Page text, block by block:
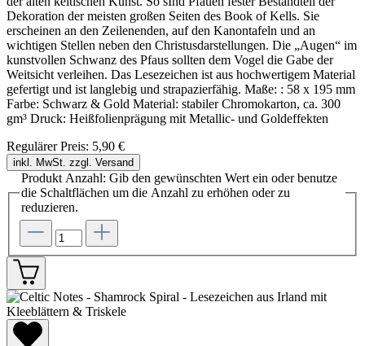
Dekoration der meisten großen Seiten des Book of Kells. Sie
erscheinen an den Zeilenenden, auf den Kanontafeln und an
wichtigen Stellen neben den Christusdarstellungen. Die „Augen“ im
kunstvollen Schwanz des Pfaus sollten dem Vogel die Gabe der
Weitsicht verleihen. Das Lesezeichen ist aus hochwertigem Material
gefertigt und ist langlebig und strapazierfähig. Maße: : 58 x 195 mm
Farbe: Schwarz & Gold Material: stabiler Chromokarton, ca. 300
gm³ Druck: Heißfolienprägung mit Metallic- und Goldeffekten
Regulärer Preis: 5,90 €
inkl. MwSt. zzgl. Versand
Produkt Anzahl: Gib den gewünschten Wert ein oder benutze
die Schaltflächen um die Anzahl zu erhöhen oder zu
reduzieren.